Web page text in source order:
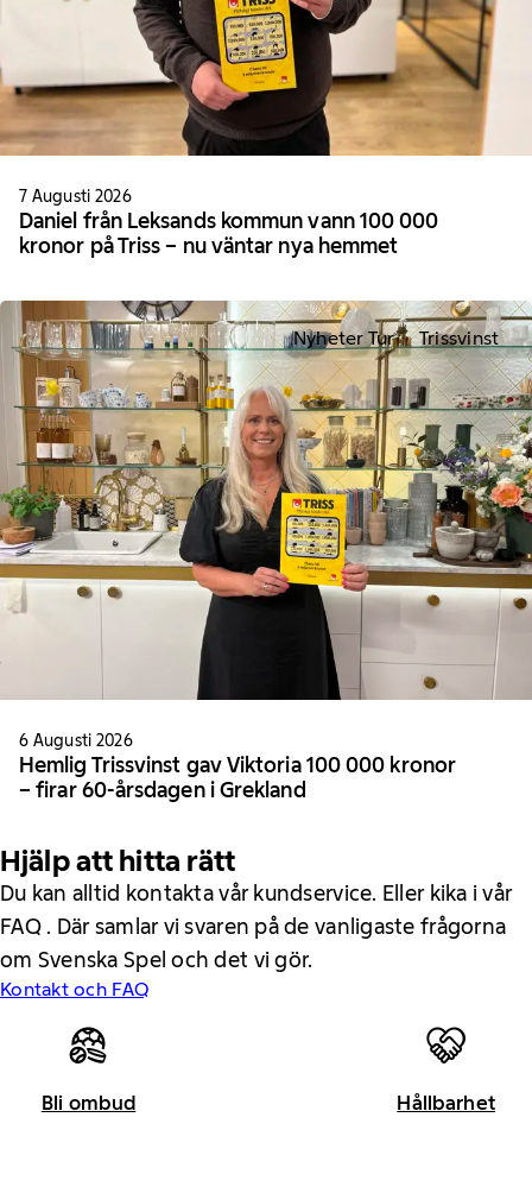
7 Augusti 2026
Daniel från Leksands kommun vann 100 000
kronor på Triss – nu väntar nya hemmet
Nyheter Tur Trissvinst
6 Augusti 2026
Hemlig Trissvinst gav Viktoria 100 000 kronor
– firar 60-årsdagen i Grekland
Hjälp att hitta rätt
Du kan alltid kontakta vår kundservice. Eller kika i vår
FAQ . Där samlar vi svaren på de vanligaste frågorna
om Svenska Spel och det vi gör.
Kontakt och FAQ
Bli ombud Hållbarhet